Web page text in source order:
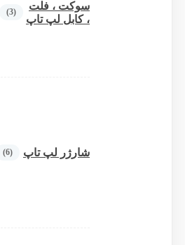
سوکت ، فلت
، کابل لپ تاپ
(3)
شارژر لپ تاپ (6)